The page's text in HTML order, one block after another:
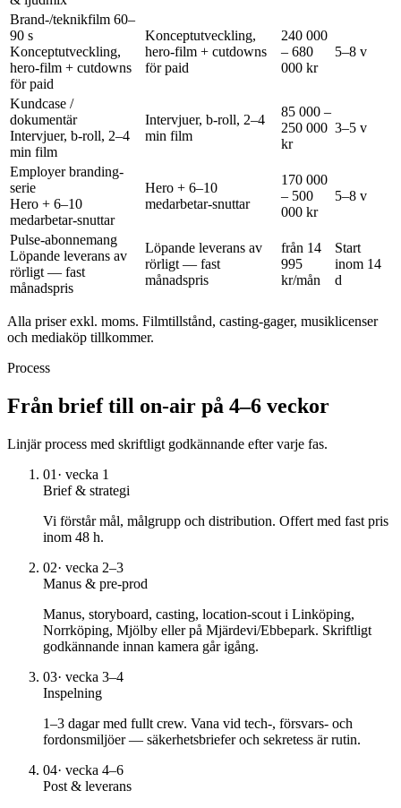
Brand-/teknikfilm 60–
90 s
Konceptutveckling,
hero-film + cutdowns
för paid
Konceptutveckling,
hero-film + cutdowns
för paid
240 000
– 680
000 kr
5–8 v
Kundcase /
dokumentär
Intervjuer, b-roll, 2–4
min film
Intervjuer, b-roll, 2–4
min film
85 000 –
250 000
kr
3–5 v
Employer branding-
serie
Hero + 6–10
medarbetar-snuttar
Hero + 6–10
medarbetar-snuttar
170 000
– 500
000 kr
5–8 v
Pulse-abonnemang
Löpande leverans av
rörligt — fast
månadspris
Löpande leverans av
rörligt — fast
månadspris
från 14
995
kr/mån
Start
inom 14
d
Alla priser exkl. moms. Filmtillstånd, casting-gager, musiklicenser
och mediaköp tillkommer.
Process
Från brief till on-air på 4–6 veckor
Linjär process med skriftligt godkännande efter varje fas.
01 · vecka 1
Brief & strategi
Vi förstår mål, målgrupp och distribution. Offert med fast pris
inom 48 h.
02· vecka 2–3
Manus & pre-prod
Manus, storyboard, casting, location-scout i Linköping,
Norrköping, Mjölby eller på Mjärdevi/Ebbepark. Skriftligt
godkännande innan kamera går igång.
03· vecka 3–4
Inspelning
1–3 dagar med fullt crew. Vana vid tech-, försvars- och
fordonsmiljöer — säkerhetsbriefer och sekretess är rutin.
04· vecka 4–6
Post & leverans